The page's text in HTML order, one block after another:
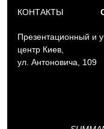
КОНТАКТЫ
Презентационный и
центр Киев,
ул. Антоновича, 109